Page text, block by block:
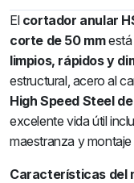
El cortador anular
corte de 50 mmestá
limpios, rápidos y
estructural, acero al
High Speed Steel
excelente vida útil
maestranza y montaje
Características del